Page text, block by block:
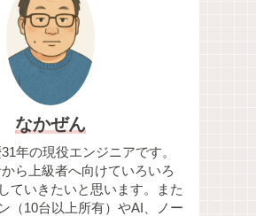
なかぜん
年の現役エンジニアです。
ら上級者へ向けていろいろ
ていきたいと思います。また
（10台以上所有）やAI、ノー